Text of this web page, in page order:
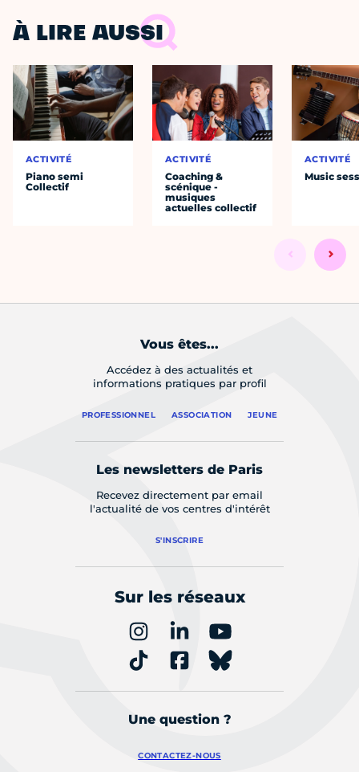
À LIRE AUSSI
ACTIVITÉ
Piano semi
Collectif
ACTIVITÉ
Coaching &
scénique -
musiques
actuelles collectif
ACTIVITÉ
Music
Vous êtes...
Accédez à des actualités et
informations pratiques par profil
PROFESSIONNEL ASSOCIATION JEUNE
Les newsletters de Paris
Recevez directement par email
l'actualité de vos centres d'intérêt
S'INSCRIRE
Sur les réseaux
Une question ?
CONTACTEZ-NOUS